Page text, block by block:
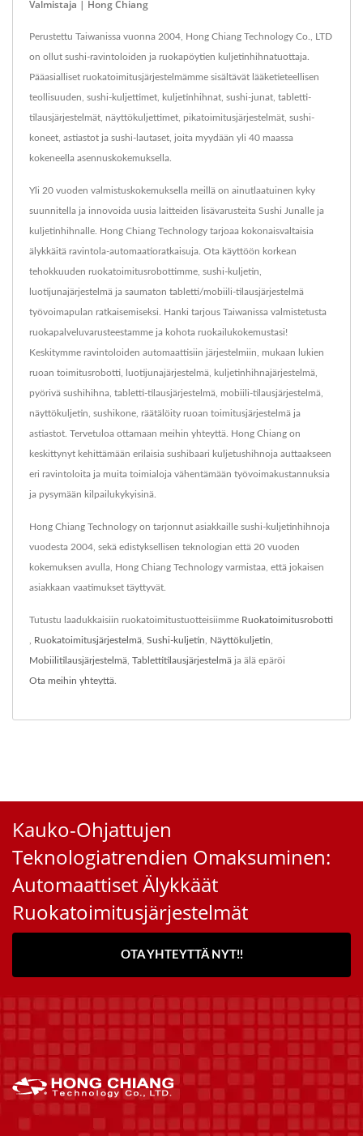
Valmistaja | Hong Chiang
Perustettu Taiwanissa vuonna 2004, Hong Chiang Technology Co., LTD
on ollut sushi-ravintoloiden ja ruokapöytien kuljetinhihnatuottaja.
Pääasialliset ruokatoimitusjärjestelmämme sisältävät lääketieteellisen
teollisuuden, sushi-kuljettimet, kuljetinhihnat, sushi-junat, tabletti-
tilausjärjestelmät, näyttökuljettimet, pikatoimitusjärjestelmät, sushi-
koneet, astiastot ja sushi-lautaset, joita myydään yli 40 maassa
kokeneella asennuskokemuksella.
Yli 20 vuoden valmistuskokemuksella meillä on ainutlaatuinen kyky
suunnitella ja innovoida uusia laitteiden lisävarusteita Sushi Junalle ja
kuljetinhihnalle. Hong Chiang Technology tarjoaa kokonaisvaltaisia
älykkäitä ravintola-automaatioratkaisuja. Ota käyttöön korkean
tehokkuuden ruokatoimitusrobottimme, sushi-kuljetin,
luotijunajärjestelmä ja saumaton tabletti/mobiili-tilausjärjestelmä
työvoimapulan ratkaisemiseksi. Hanki tarjous Taiwanissa valmistetusta
ruokapalveluvarusteestamme ja kohota ruokailukokemustasi!
Keskitymme ravintoloiden automaattisiin järjestelmiin, mukaan lukien
ruoan toimitusrobotti, luotijunajärjestelmä, kuljetinhihnajärjestelmä,
pyörivä sushihihna, tabletti-tilausjärjestelmä, mobiili-tilausjärjestelmä,
näyttökuljetin, sushikone, räätälöity ruoan toimitusjärjestelmä ja
astiastot. Tervetuloa ottamaan meihin yhteyttä. Hong Chiang on
keskittynyt kehittämään erilaisia sushibaari kuljetushihnoja auttaakseen
eri ravintoloita ja muita toimialoja vähentämään työvoimakustannuksia
ja pysymään kilpailukykyisinä.
Hong Chiang Technology on tarjonnut asiakkaille sushi-kuljetinhihnoja
vuodesta 2004, sekä edistyksellisen teknologian että 20 vuoden
kokemuksen avulla, Hong Chiang Technology varmistaa, että jokaisen
asiakkaan vaatimukset täyttyvät.
Tutustu laadukkaisiin ruokatoimitustuotteisiimme Ruokatoimitusrobotti
Ruokatoimitusjärjestelmä Sushi-kuljetin Näyttökuljetin
Mobiilitilausjärjestelmä Tablettitilausjärjestelmä ja älä epäröi
Ota meihin yhteyttä
Kauko-Ohjattujen
Teknologiatrendien Omaksuminen:
Automaattiset Älykkäät
Ruokatoimitusjärjestelmät
OTA YHTEYTTÄ NYT!!